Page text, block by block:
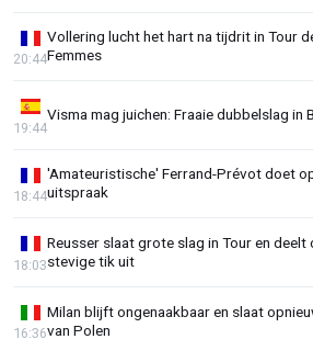
Vollering lucht het hart na tijdrit in Tour
Femmes
20:44
Visma mag juichen: Fraaie dubbelslag in
19:44
'Amateuristische' Ferrand-Prévot doet
uitspraak
18:44
Reusser slaat grote slag in Tour en deelt
stevige tik uit
18:03
Milan blijft ongenaakbaar en slaat
van Polen
16:36